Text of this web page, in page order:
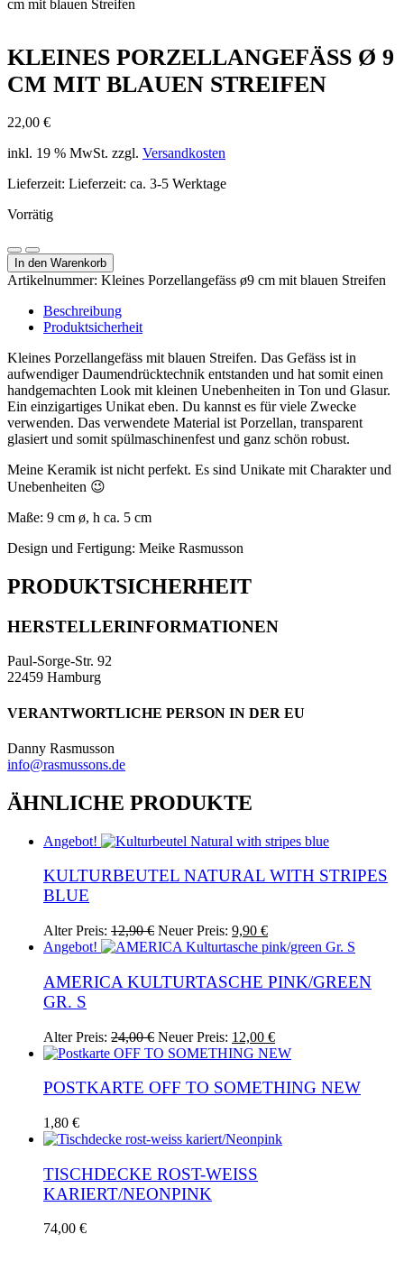
cm mit blauen Streifen
KLEINES PORZELLANGEFÄSS Ø 9
CM MIT BLAUEN STREIFEN
22,00 €
inkl. 19 % MwSt. zzgl. Versandkosten
Lieferzeit: Lieferzeit: ca. 3-5 Werktage
Vorrätig
Menge
verringern
Kleines
Porzellangefäss
ø
cm
mit
Streifen
Menge
Menge
erhöhen
In den Warenkorb
Artikelnummer: Kleines Porzellangefäss ø9 cm mit blauen Streifen
Beschreibung
Produktsicherheit
Kleines Porzellangefäss mit blauen Streifen. Das Gefäss ist in
aufwendiger Daumendrücktechnik entstanden und hat somit einen
handgemachten Look mit kleinen Unebenheiten in Ton und Glasur.
Ein einzigartiges Unikat eben. Du kannst es für viele Zwecke
verwenden. Das verwendete Material ist Porzellan, transparent
glasiert und somit spülmaschinenfest und ganz schön robust.
Meine Keramik ist nicht perfekt. Es sind Unikate mit Charakter und
Unebenheiten 😉
Maße: 9 cm ø, h ca. 5 cm
Design und Fertigung: Meike Rasmusson
PRODUKTSICHERHEIT
HERSTELLERINFORMATIONEN
Paul-Sorge-Str. 92
22459 Hamburg
VERANTWORTLICHE PERSON IN DER EU
Danny Rasmusson
info@rasmussons.de
ÄHNLICHE PRODUKTE
Angebot!
KULTURBEUTEL NATURAL WITH STRIPES
BLUE
Alter Preis: 12,90€ Ursprünglicher
Preis
12,90 €
Neuer Preis: 9,90 €Aktueller
Preis
9,90 €.
Angebot!
AMERICA KULTURTASCHE PINK/GREEN
GR. S
Alter Preis: 24,00€ Ursprünglicher
Preis
24,00 €
Neuer Preis: 12,00 €Aktueller
Preis
12,00 €.
POSTKARTE OFF TO SOMETHING NEW
1,80 €
TISCHDECKE ROST-WEISS
KARIERT/NEONPINK
74,00 €